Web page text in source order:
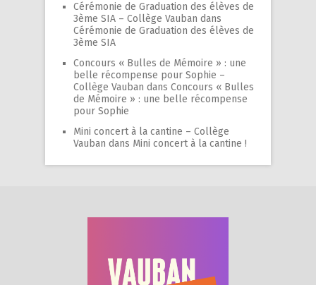
Cérémonie de Graduation des élèves de
3ème SIA – Collège Vauban dans
Cérémonie de Graduation des élèves de
3ème SIA
Concours « Bulles de Mémoire » : une
belle récompense pour Sophie –
Collège Vauban dans Concours « Bulles
de Mémoire » : une belle récompense
pour Sophie
Mini concert à la cantine – Collège
Vauban dans Mini concert à la cantine !